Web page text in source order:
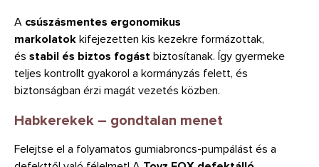
A csúszásmentes ergonomikus
markolatok kifejezetten kis kezekre formázottak,
és stabil és biztos fogást biztosítanak. Így gyermeke
teljes kontrollt gyakorol a kormányzás felett, és
biztonságban érzi magát vezetés közben.
Habkerekek – gondtalan menet
Felejtse el a folyamatos gumiabroncs-pumpálást és a